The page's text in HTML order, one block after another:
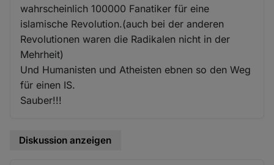
wahrscheinlich 100000 Fanatiker für eine
islamische Revolution.(auch bei der anderen
Revolutionen waren die Radikalen nicht in der
Mehrheit)
Und Humanisten und Atheisten ebnen so den Weg
für einen IS.
Sauber!!!
Diskussion anzeigen